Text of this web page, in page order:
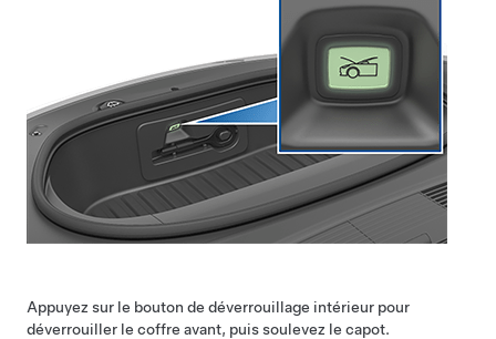
Appuyez sur le bouton de déverrouillage intérieur pour
déverrouiller le coffre avant, puis soulevez le capot.